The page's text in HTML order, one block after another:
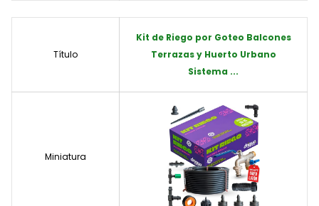
Título
Kit de Riego por Goteo Balcones
Terrazas y Huerto Urbano
Sistema ...
Miniatura